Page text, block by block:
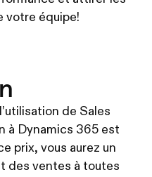
votre équipe!
de Sales
à Dynamics 365 est
prix, vous aurez un
des ventes à toutes